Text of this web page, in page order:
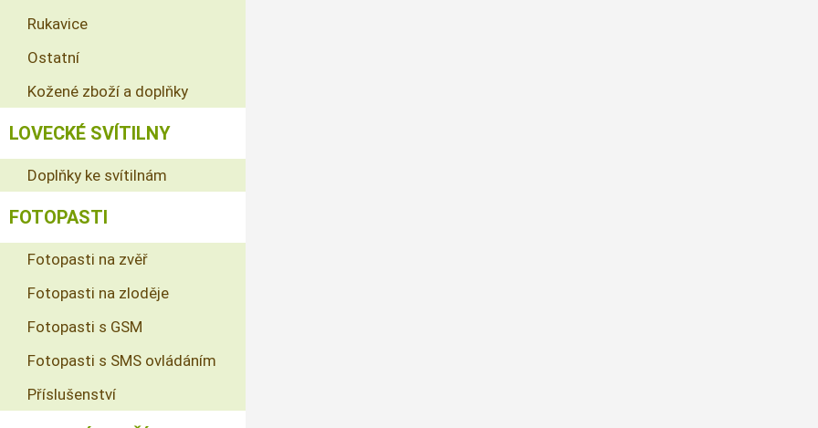
Rukavice
Ostatní
Kožené zboží a doplňky
LOVECKÉ SVÍTILNY
Doplňky ke svítilnám
FOTOPASTI
Fotopasti na zvěř
Fotopasti na zloděje
Fotopasti s GSM
Fotopasti s SMS ovládáním
Příslušenství